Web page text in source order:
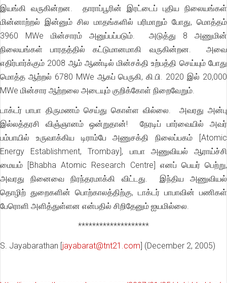
இயங்கி வருகின்றன. தாராப்பூரின் இரட்டைப் புதிய நிலையங்கள்
மின்னாற்றல் இன்னும் சில மாதங்களில் பரிமாறும் போது, மொத்தம்
3960 MWe மின்சாரம் அனுப்பப்படும். அடுத்து 8 அணுமின்
நிலையங்கள் பாரதத்தில் கட்டுமானமாகி வருகின்றன. அவை
எதிர்பார்க்கும் 2008 ஆம் ஆண்டில் மின்சக்தி உற்பத்தி செய்யும் போது
மொத்த ஆற்றல் 6780 MWe ஆகப் பெருகி, கி.பி. 2020 இல் 20,000
MWe மின்சார ஆற்றலை அடையும் குறிக்கோள் நிறைவேறும்.
டாக்டர் பாபா திருமணம் செய்து கொள்ள வில்லை. அவரது அன்பு
இல்லத்தரசி விஞ்ஞானம் ஒன்றுதான்! நேரடிப் பார்வையில் அவர்
பம்பாயில் உருவாக்கிய டிராம்பே அணுசக்தி நிலைப்பகம் [Atomic
Energy Establishment, Trombay], பாபா அணுவியல் ஆராய்ச்சி
மையம் [Bhabha Atomic Research Centre] எனப் பெயர் பெற்று,
அவரது நினைவை நிரந்தரமாக்கி விட்டது. இந்திய அணுவியல்
தொழிற் துறைகளின் பொற்காலத்திற்கு, டாக்டர் பாபாவின் பணிகள்
பேரொளி அளித்துள்ளன என்பதில் சிறிதேனும் ஐயமில்லை.
********************
S. Jayabarathan [jayabarat@tnt21.com] (December 2, 2005)